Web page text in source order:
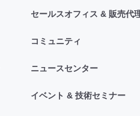
セールスオフィス & 販売代
コミュニティ
ニュースセンター
イベント & 技術セミナー